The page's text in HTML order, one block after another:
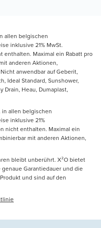
allen belgischen
inklusive 21% MwSt.
Maximal ein Rabatt pro
anderen Aktionen,
anwendbar auf Geberit,
Ideal Standard, Sunshower,
Drain, Heau, Dumaplast,
in allen belgischen
inklusive 21%
nicht enthalten. Maximal ein
mit anderen Aktionen,
bleibt unberührt. X²O bietet
Garantiedauer und die
und sind auf den